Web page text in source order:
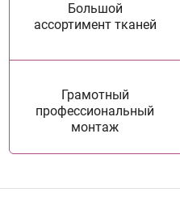
Большой
ассортимент тканей
Грамотный
профессиональный
монтаж